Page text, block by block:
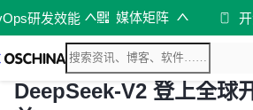
研发效能 媒体矩阵
DeepSeek-V2 登上全球